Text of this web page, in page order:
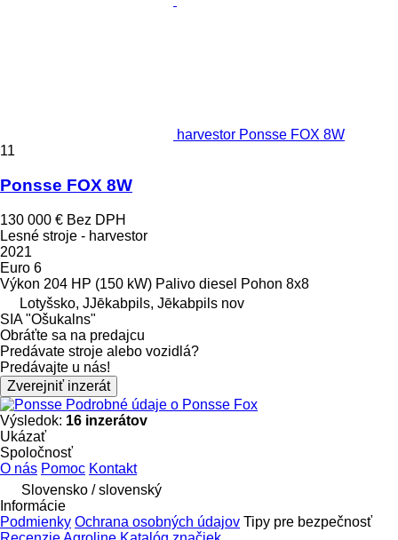
harvestor Ponsse FOX 8W
11
Ponsse FOX 8W
130 000 € Bez DPH
Lesné stroje - harvestor
2021
Euro 6
Výkon 204 HP (150 kW) Palivo diesel Pohon 8x8
Lotyšsko, JJēkabpils, Jēkabpils nov
SIA "Ošukalns"
Obráťte sa na predajcu
Predávate stroje alebo vozidlá?
Predávajte u nás!
Zverejniť inzerát
Podrobné údaje o Ponsse Fox
Výsledok: 16 inzerátov
Ukázať
Spoločnosť
O nás Pomoc Kontakt
Slovensko / slovenský
Informácie
Podmienky Ochrana osobných údajov Tipy pre bezpečnosť